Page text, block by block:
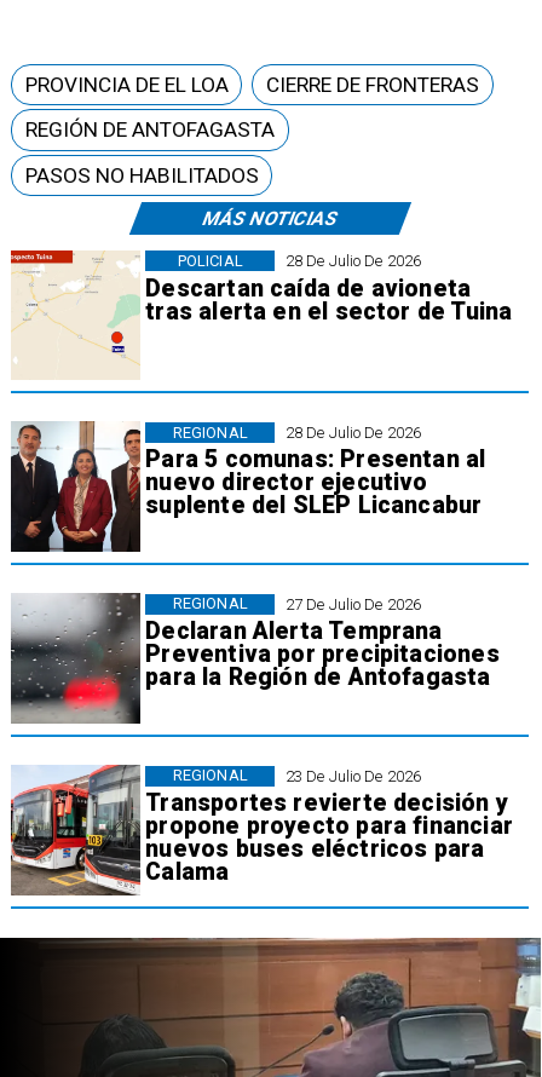
MÁS NOTICIAS
28 De Julio De 2026
Descartan caída de avioneta
tras alerta en el sector de Tuina
POLICIAL
28 De Julio De 2026
Para 5 comunas: Presentan al
nuevo director ejecutivo
suplente del SLEP Licancabur
REGIONAL
27 De Julio De 2026
Declaran Alerta Temprana
Preventiva por precipitaciones
para la Región de Antofagasta
REGIONAL
23 De Julio De 2026
Transportes revierte decisión y
propone proyecto para financiar
nuevos buses eléctricos para
Calama
REGIONAL
PROVINCIA DE EL LOA
CIERRE DE FRONTERAS
REGIÓN DE ANTOFAGASTA
PASOS NO HABILITADOS